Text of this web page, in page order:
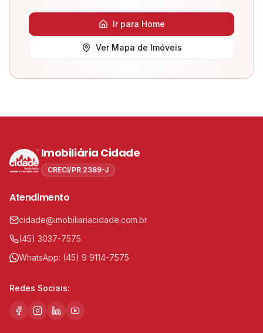
Ir para Home
Ver Mapa de Imóveis
Imobiliária Cidade
CRECI/PR 2389-J
Atendimento
cidade@imobiliariacidade.com.br
(45) 3037-7575
WhatsApp: (45) 9 9114-7575
Redes Sociais: